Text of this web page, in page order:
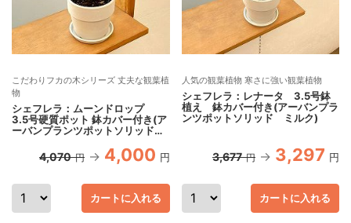
こだわりフカの木シリーズ 丈夫な観葉植
物
シェフレラ：ムーンドロップ
3.5号硬質ポット 鉢カバー付き(ア
ーバンプランツポットソリッド
4,070 円 4,000 円
カートに入れる
人気の観葉植物 寒さに強い観葉植物
シェフレラ：レナータ 3.5号鉢
植え 鉢カバー付き(アーバンプラ
ンツポットソリッド ミルク)
3,677 円 3,297 円
カートに入れる